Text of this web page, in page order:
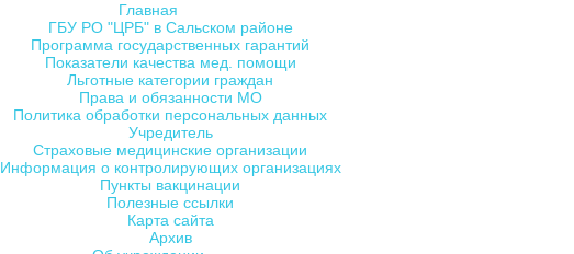
Главная
ГБУ РО "ЦРБ" в Сальском районе
Программа государственных гарантий
Показатели качества мед. помощи
Льготные категории граждан
Права и обязанности МО
Политика обработки персональных данных
Учредитель
Страховые медицинские организации
Информация о контролирующих организациях
Пункты вакцинации
Полезные ссылки
Карта сайта
Архив